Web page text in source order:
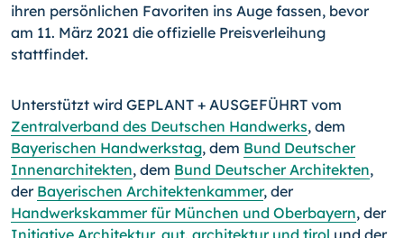
ihren persönlichen Favoriten ins Auge fassen, bevor
am 11. März 2021 die offizielle Preisverleihung
stattfindet.
Unterstützt wird GEPLANT + AUSGEFÜHRT vom
Zentralverband des Deutschen Handwerks, dem
Bayerischen Handwerkstag, dem Bund Deutscher
Innenarchitekten, dem Bund Deutscher Architekten,
der Bayerischen Architektenkammer, der
Handwerkskammer für München und Oberbayern, der
Initiative Architektur, aut. architektur und tirol und der